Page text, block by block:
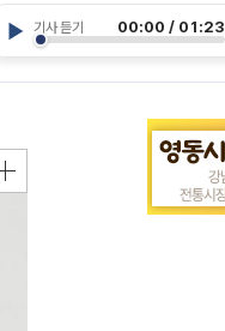
기사 듣기 00:00 / 01:23